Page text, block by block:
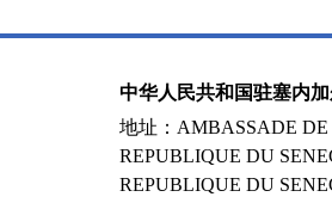
中华人民共和国驻塞内
地址：AMBASSADE
REPUBLIQUE DU
REPUBLIQUE DU